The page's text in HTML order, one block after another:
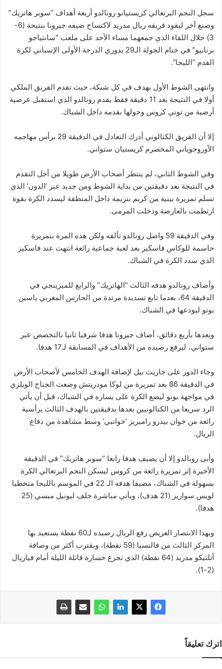
سجل النجم البرتغالي كريستيانو رونالدو أربعة أهداف “سوبر هاتريك”
وصنع آخر ليقود فريقه ريال مدريد لاكتساح ضيفه جيرونا بنتيجة (6-
3) خلال اللقاء الذي جمعهما مساء الأحد على ملعب “سانتياجو
برنابيو” في ختام الجولة الـ29 بدوري الدرجة الأولى الإسباني لكرة
القدم “الليجا”.
وانتهى الشوط الأول بهدف في كل شبكة، حيث تقدم الفريق الملكي
أولا في النتيجة بعد 11 دقيقة فقط بقدم رونالدو الذي استقبل عرضية
أرضية من توني كروس وحولها بقدمه داخل الشباك.
إلا أن الفريق الكتالوني أدرك التعادل في الدقيقة 29 برأس مهاجمه
الأوروجوياني المخضرم كريستيان ستواني.
وفي الشوط الثاني، لم ينتظر أصحاب الأرض طويلا من أجل التقدم
في النتيجة بعد دقيقتين من بداية الشوط ومن جديد عبر ‘الدون’ الذي
تسلم تمريرة بينية من كريم بنزيمة داخل المنطقة ليسدد الكرة بقوة
ارتطمت بالعارضة ودخلت المرمى.
وفي الدقيقة 59 واصل رونالدو تألقه ولكن هذه المرة بتمريرة
حاسمة للوكاس فاسكيز بعد لعبة جماعية رائعة انتهت عند فاسكيز
الذي سدد الكرة في الشباك.
وأضاف رونالدو هدفه الثالث “الهاتريك” والرابع للميرينجي في
الدقيقة 64، بعدما تابع تسديدة مرتدة من الحارس المغربي ياسين
بونو ليودعها في الشباك.
وبعدها بأربع دقائق، أضاف جيرونا هدفا شرفيا ثانيا بالتخصص عبر
ستواني، ليرفع رصيده من الأهداف في المسابقة لـ17 هدفا.
وجاء الدور على جاريث بيل لإضافة الهدف الخامس لأصحاب الأرض
في الدقيقة 86 بعد تمريرة من لوكا مودريتش وضعت الجناح الويلزي
في مواجهة بونو ليضع الكرة على يساره في الشباك، قبل أن يأتي
الرد سريعا من الكتالونيين بعدها بدقيقتين بالهدف الثالث برأسية
رائعة من خوان بيدرو راميريز ‘خوانبي’ وسط مشاهدة من دفاع
الريال.
وأبى رونالدو إلا أن يضيف هدفا رابعا “سوبر هاتريك” في الدقيقة
الأخيرة إثر تمريرة رائعة من كروس ليسكن النجم البرتغالي الكرة
بسهولة في الشباك، مضيفا هدفه الـ 22 في الموسم بالليجا متخطيا
لويس سواريز (21 هدف)، ويأتي مباشرة خلف ليونيل ميسي (25
هدفا).
وبهذا الانتصار العريض رفع الريال رصيده لـ60 نقطة يستعيد بها
المركز الثالث من فالنسيا (59 نقطة)، ويقترب أكثر من وصافة
أتلتيكو مدريد (64 نقطة) الذي تجرع خسارة قاتلة الليلة أمام فياريال
(2-1).
اترك تعليقاً